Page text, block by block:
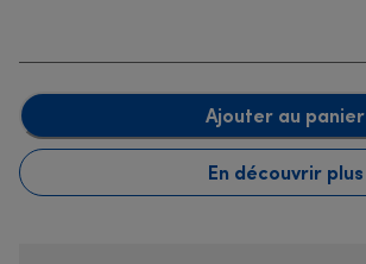
Ajouter au panier
En découvrir plus